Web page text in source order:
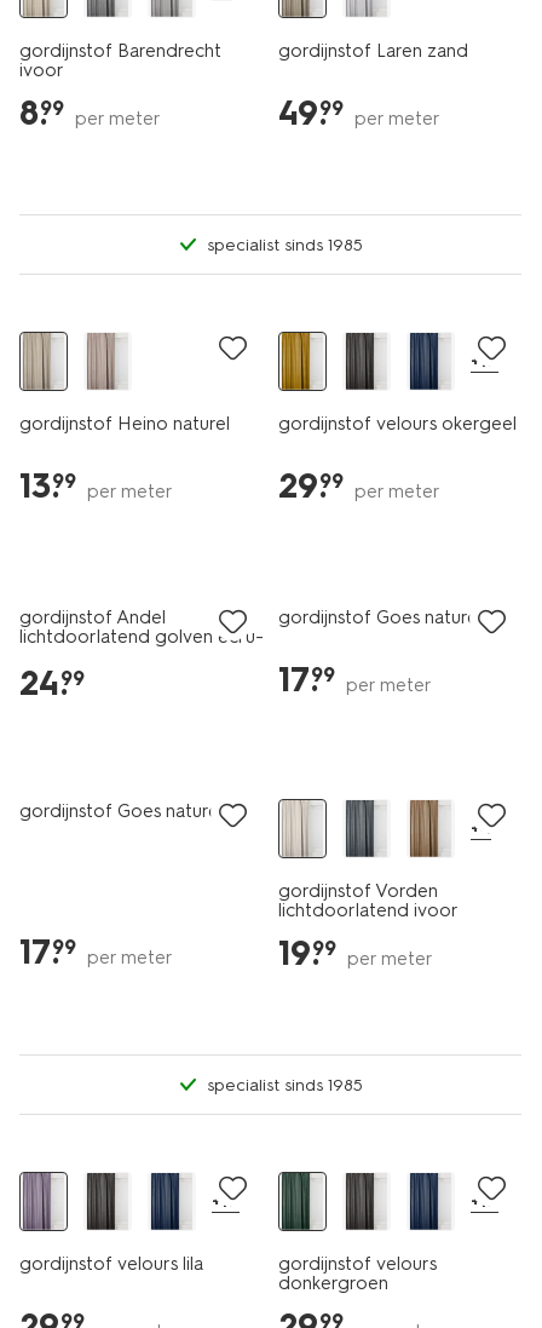
gordijnstof Barendrecht
ivoor
8.
99 per meter
gordijnstof Laren zand
49.
99 per meter
specialist sinds 1985
gordijnstof Heino naturel
13.
99 per meter
+17
gordijnstof velours okergeel
29.
99 per meter
gordijnstof Andel
lichtdoorlatend golven ecru-
24.
99
gordijnstof Goes naturel
17.
99 per meter
gordijnstof Goes naturel
17.
99 per meter
+4
gordijnstof Vorden
lichtdoorlatend ivoor
19.
99 per meter
specialist sinds 1985
+17
gordijnstof velours lila
99
+17
gordijnstof velours
donkergroen
99